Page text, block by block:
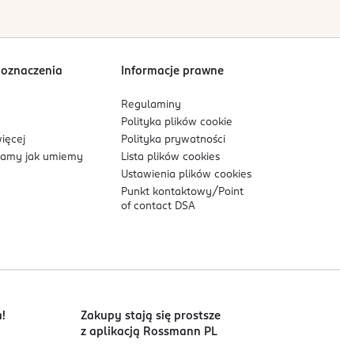
oznaczenia
jak umiemy
Informacje prawne
Regulaminy
Polityka plikówcookie
Polityka prywatności
Lista plikówcookies
Ustawienia plikówcookies
Punkt kontaktowy/ Point
of contact DSA
Zakupy stają się prostsze
z aplikacją Rossmann PL